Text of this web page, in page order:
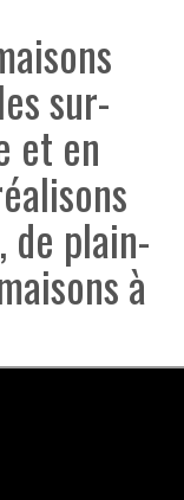
sur-
et en
de plain-
à